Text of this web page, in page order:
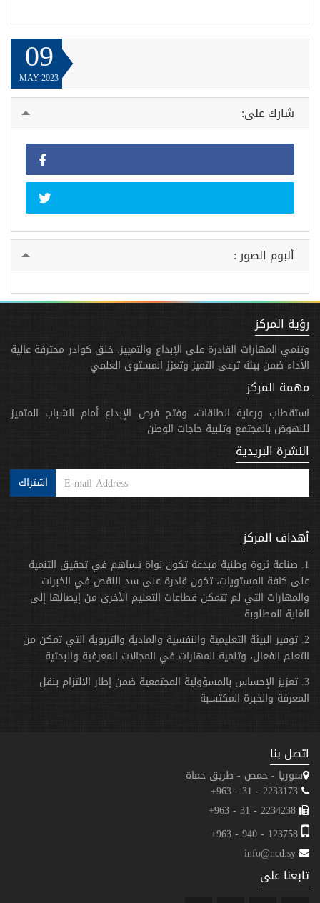
09
MAY-2023
شارك على:
ألبوم الصور :
رؤية المركز
وتنمي المهارات القادرة على الإبداع والتمييز. خلق كوادر محترفة عالية
الأداء ضمن بيئة ترعى التميز وتعزز المستوى العلمي
مهمة المركز
استقطاب ورعاية الطاقات، وفتح فرص الإبداع أمام الشباب المتميز
للنهوض بالمجتمع وتلبية حاجات الوطن
النشرة البريدية
اشتراك
أهداف المركز
1. صناعة ثروة وطنية مبدعة تكون نواة تساهم في تحقيق التنمية
على كافة المستويات، تكون قادرة على سد النقص في الخبرات
والمهارات التي لم تتمكن قطاعات التعليم الأخرى من إيصالها إلى
الغاية المطلوبة
2. توفير البيئة التعليمية والنفسية والمادية والتربوية التي تمكن من
التعلم الفعال، وتنمية المهارات في المجالات المعرفية والبحثية
3. تعزيز الإحساس بالمسؤولية المجتمعية ضمن إطار الالتزام بنقل
المعرفة والخبرة المكتسبة
اتصل بنا
سوريا - حمص - طريق حماة
info@ncd.sy
تابعنا على